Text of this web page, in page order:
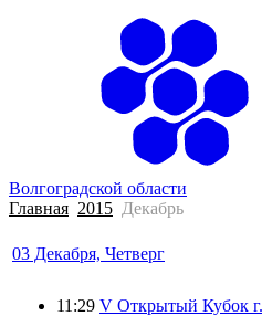
Волгоградской области
Главная 2015 Декабрь
03 Декабря, Четверг
11:29 V Открытый Кубок